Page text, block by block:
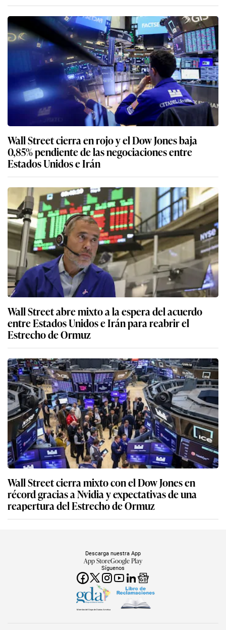
Wall Street cierra en rojo y el Dow Jones baja
0,85% pendiente de las negociaciones entre
Estados Unidos e Irán
Wall Street abre mixto a la espera del acuerdo
entre Estados Unidos e Irán para reabrir el
Estrecho de Ormuz
Wall Street cierra mixto con el Dow Jones en
récord gracias a Nvidia y expectativas de una
reapertura del Estrecho de Ormuz
Síguenos
Descarga nuestra App
App StoreGoogle Play
Miembro del Grupo de Diarios América